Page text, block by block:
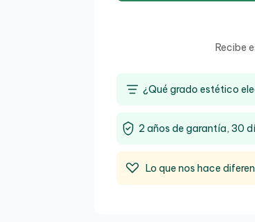
NAND Flash, es
buscanrendimiento,
Recibe
¿Qué grado estético
2 años de garantía, 30
Lo que nos hace